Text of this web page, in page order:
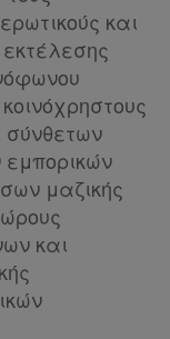
και
σύνθετων
μαζικής
και